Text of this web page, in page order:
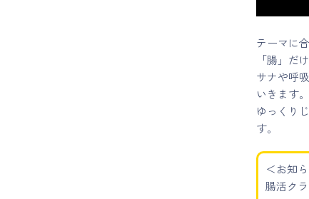
特定商取引にかかわる表示
テーマに
「腸」だ
サナや呼
いきます。
ゆっくり
す。
＜お知
腸活ク